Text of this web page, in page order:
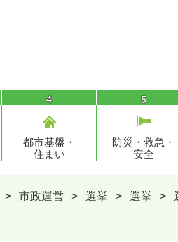
4
都市基盤・
住まい
5
防災・救急・
安全
> 市政運営 > 選挙 > 選挙 >